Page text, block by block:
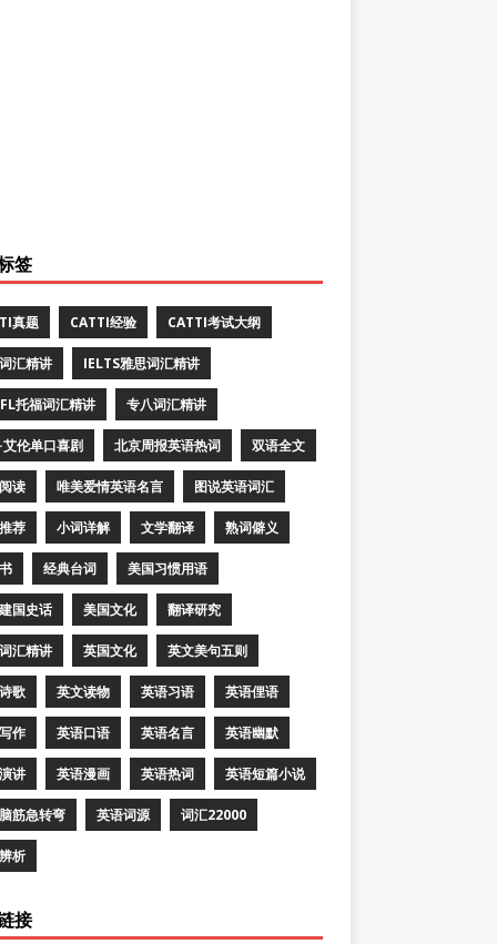
签
真题 CATTI经验 CATTI考试大纲
汇精讲 IELTS雅思词汇精讲
托福词汇精讲 专八词汇精讲
艾伦单口喜剧 北京周报英语热词 双语全文
读 唯美爱情英语名言 图说英语词汇
荐 小词详解 文学翻译 熟词僻义
经典台词 美国习惯用语
国史话 美国文化 翻译研究
汇精讲 英国文化 英文美句五则
歌 英文读物 英语习语 英语俚语
作 英语口语 英语名言 英语幽默
讲 英语漫画 英语热词 英语短篇小说
筋急转弯 英语词源 词汇22000
析
接